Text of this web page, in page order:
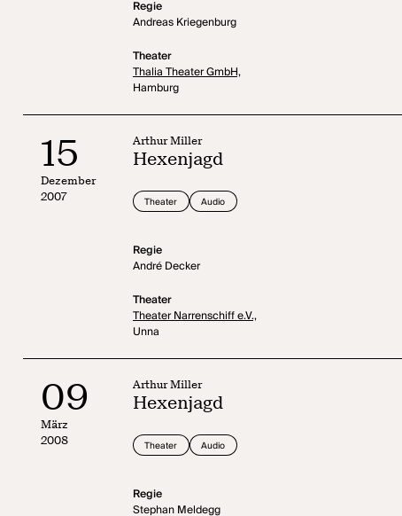
Regie
Andreas Kriegenburg
Theater
Thalia Theater GmbH,
Hamburg
15
Dezember
2007
Arthur Miller
Hexenjagd
Theater Audio
Regie
André Decker
Theater
Theater Narrenschiff e.V.,
Unna
09
März
2008
Arthur Miller
Hexenjagd
Theater Audio
Regie
Stephan Meldegg